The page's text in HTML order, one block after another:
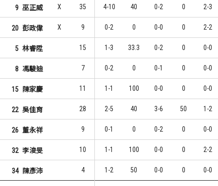
9 巫正威 X 35 4-10 40 0-2 0 2-3
20 彭政偉 X 9 0-2 0 0-0 0 2-2
5 林睿陞 15 1-3 33.3 0-2 0 0-0
8 馮駿迪 7 0-2 0 0-1 0 0-0
15 陳家慶 11 1-1 100 0-0 0 0-0
22 吳佳育 28 2-5 40 3-6 50 1-2
26 董永祥 9 0-1 0 0-2 0 0-0
32 李浚旻 10 1-1 100 0-0 0 2-2
34 陳彥沛 4 1-2 50 0-0 0 0-0